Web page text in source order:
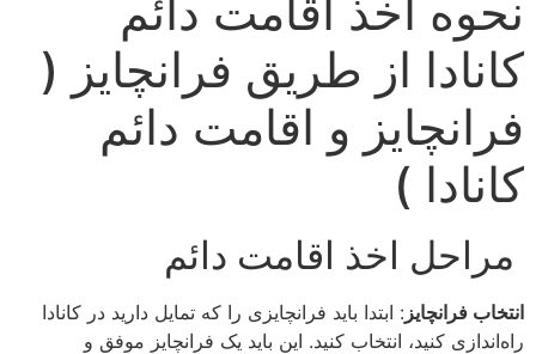
نحوه اخذ اقامت دائم
کانادا از طریق فرانچایز (
فرانچایز و اقامت دائم
کانادا )
مراحل اخذ اقامت دائم
انتخاب فرانچایز : ابتدا باید فرانچایزی را که تمایل دارید در کانادا
راه‌اندازی کنید، انتخاب کنید. این باید یک فرانچایز موفق و